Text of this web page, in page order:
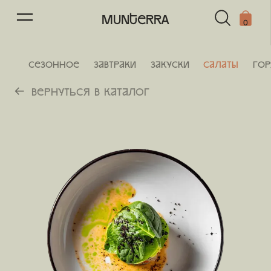
СЕЗОННОЕ Завтраки Закуски Салаты
MUNTERRA 0
Вернуться в каталог
13